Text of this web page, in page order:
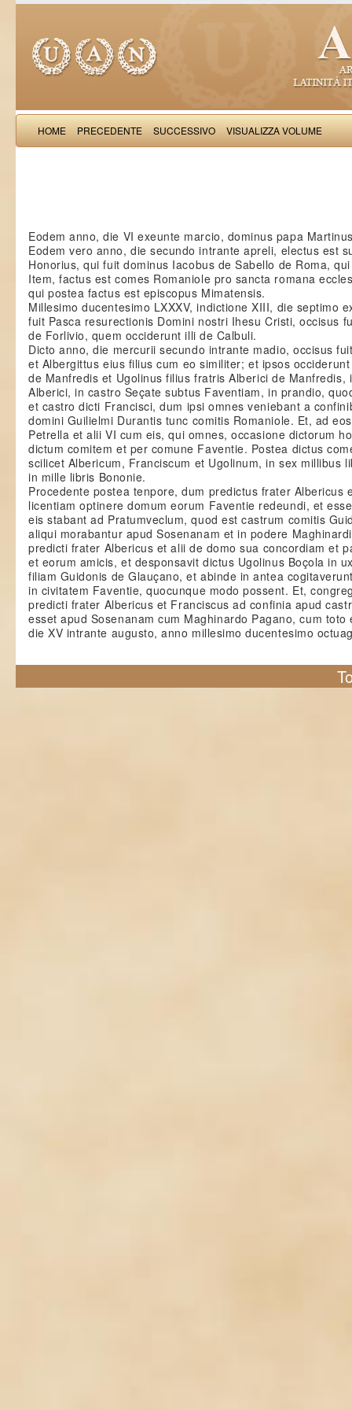
HOME PRECEDENTE SUCCESSIVO VISUALIZZA VOLUME
Eodem anno, die VI exeunte marcio, dominus papa
Eodem vero anno, die secundo intrante apreli, electus est
Honorius, qui fuit dominus Iacobus de Sabello de Roma,
Item, factus est comes Romaniole pro sancta romana
qui postea factus est episcopus Mimatensis.
Millesimo ducentesimo LXXXV, indictione XIII, die septimo
fuit Pasca resurectionis Domini nostri Ihesu Cristi, occisus
de Forlivio, quem occiderunt illi de Calbuli.
Dicto anno, die mercurii secundo intrante madio, occisus
et Albergittus eius filius cum eo similiter; et ipsos
de Manfredis et Ugolinus filius fratris Alberici de
Alberici, in castro Seçate subtus Faventiam, in prandio,
et castro dicti Francisci, dum ipsi omnes veniebant a
domini Guilielmi Durantis tunc comitis Romaniole. Et, ad
Petrella et alii VI cum eis, qui omnes, occasione dictorum
dictum comitem et per comune Faventie. Postea dictus
scilicet Albericum, Franciscum et Ugolinum, in sex millibus
in mille libris Bononie.
Procedente postea tenpore, dum predictus frater Albericus
licentiam optinere domum eorum Faventie redeundi, et
eis stabant ad Pratumveclum, quod est castrum comitis
aliqui morabantur apud Sosenanam et in podere
predicti frater Albericus et alii de domo sua concordiam et
et eorum amicis, et desponsavit dictus Ugolinus Boçola in
filiam Guidonis de Glauçano, et abinde in antea
in civitatem Faventie, quocunque modo possent. Et,
predicti frater Albericus et Franciscus ad confinia apud
esset apud Sosenanam cum Maghinardo Pagano, cum
die XV intrante augusto, anno millesimo ducentesimo